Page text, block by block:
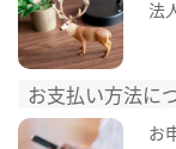
法
お支払い方法に
お